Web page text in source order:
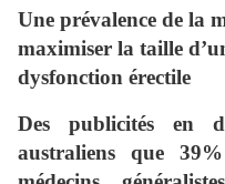
Une prévalence de la
maximiser la taille
dysfonction érectile
Des publicités en
australiens que